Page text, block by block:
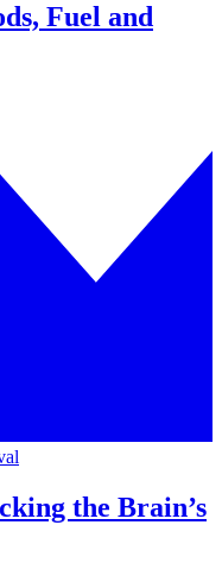
Fuel and
the Brain’s